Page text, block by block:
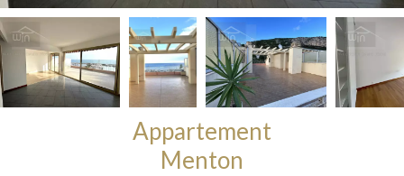
Appartement
Menton